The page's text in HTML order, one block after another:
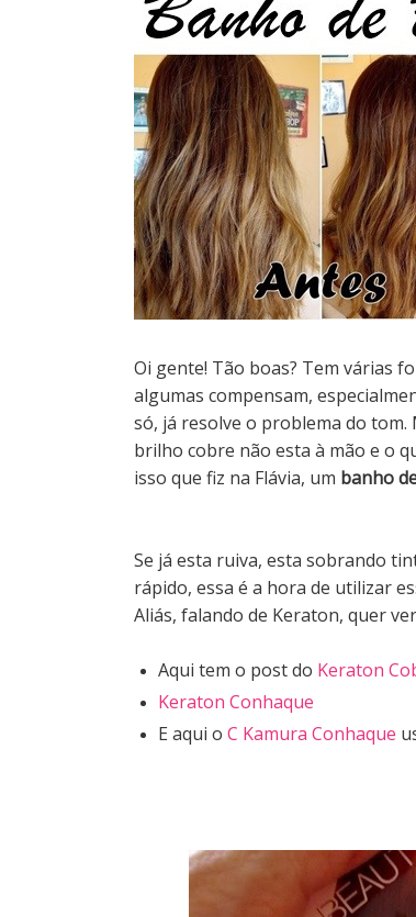
Oi gente! Tão boas? Tem várias
algumas compensam,
só, já resolve o problema do
brilho cobre não esta à mão e o
isso que fiz na Flávia, um banho
Se já esta ruiva, esta sobrando
rápido, essa é a hora de utilizar
Aliás, falando de Keraton, quer
Aqui tem o post do Keraton
Keraton Conhaque
E aqui oC Kamura Conhaque